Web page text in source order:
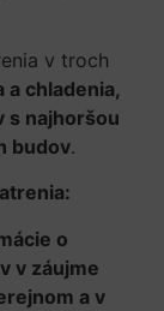
v troch
a chladenia,
s najhoršou
budov.
o
v záujme
a v